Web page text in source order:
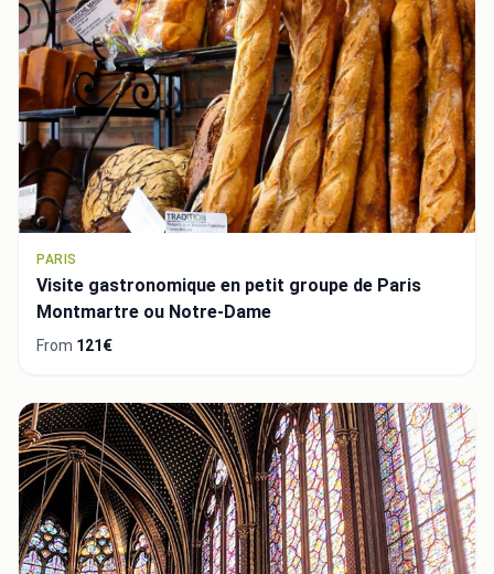
PARIS
Visite gastronomique en petit groupe de Paris
Montmartre ou Notre-Dame
From 121€